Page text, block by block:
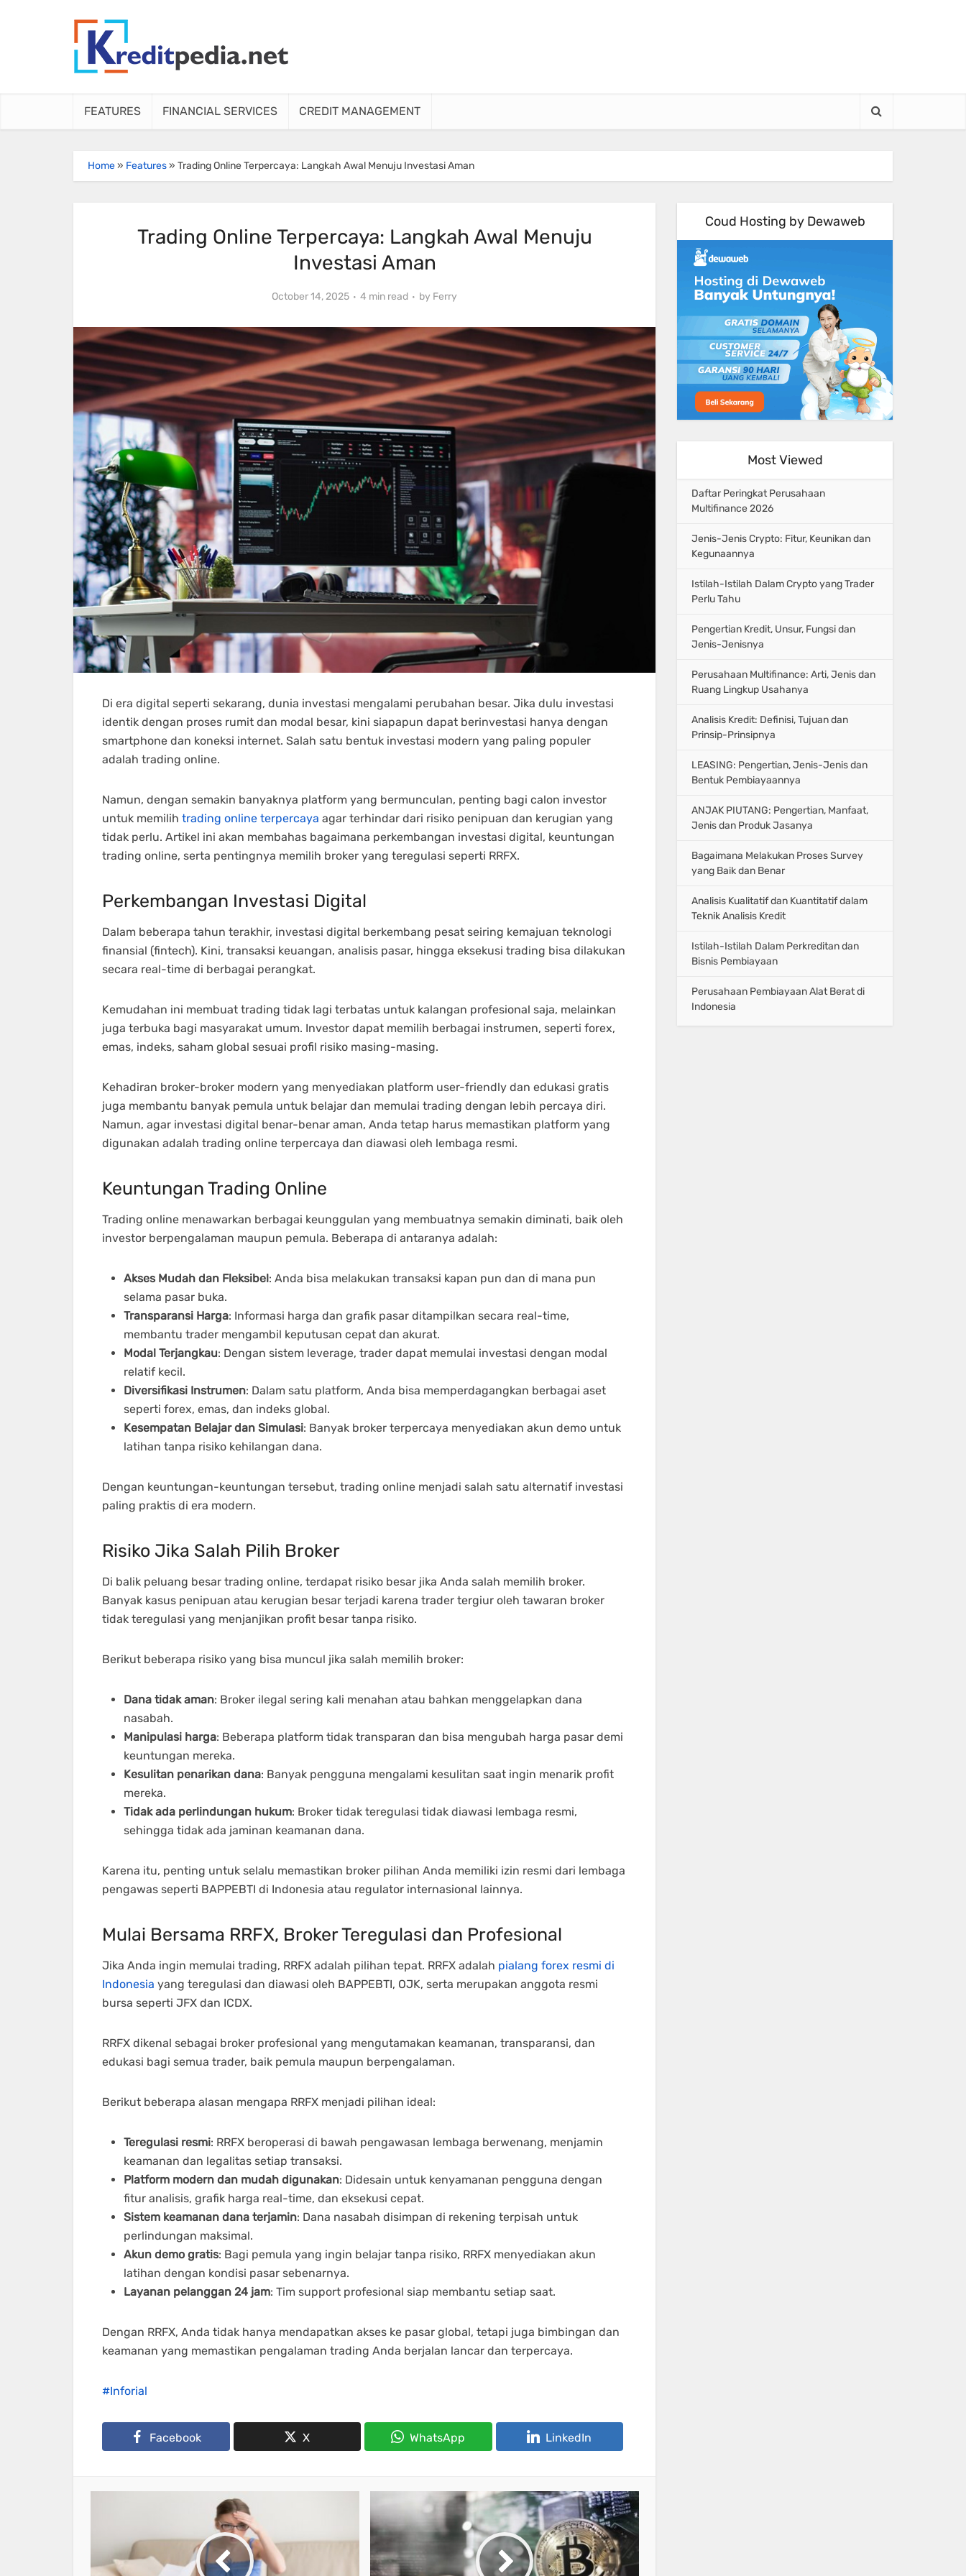
FEATURES FINANCIAL SERVICES CREDIT MANAGEMENT
Home» Features» Trading Online Terpercaya: Langkah Awal Menuju Investasi Aman
Trading Online Terpercaya: Langkah Awal Menuju
Investasi Aman
October 14, 2025 4 min read by Ferry
Di era digital seperti sekarang, dunia investasi mengalami perubahan besar. Jika dulu investasi
identik dengan proses rumit dan modal besar, kini siapapun dapat berinvestasi hanya dengan
smartphone dan koneksi internet. Salah satu bentuk investasi modern yang paling populer
adalah trading online.
Namun, dengan semakin banyaknya platform yang bermunculan, penting bagi calon investor
untuk memilih trading online terpercaya agar terhindar dari risiko penipuan dan kerugian yang
tidak perlu. Artikel ini akan membahas bagaimana perkembangan investasi digital, keuntungan
trading online, serta pentingnya memilih broker yang teregulasi seperti RRFX.
Perkembangan Investasi Digital
Dalam beberapa tahun terakhir, investasi digital berkembang pesat seiring kemajuan teknologi
finansial (fintech). Kini, transaksi keuangan, analisis pasar, hingga eksekusi trading bisa dilakukan
secara real-time di berbagai perangkat.
Kemudahan ini membuat trading tidak lagi terbatas untuk kalangan profesional saja, melainkan
juga terbuka bagi masyarakat umum. Investor dapat memilih berbagai instrumen, seperti forex,
emas, indeks, saham global sesuai profil risiko masing-masing.
Kehadiran broker-broker modern yang menyediakan platform user-friendly dan edukasi gratis
juga membantu banyak pemula untuk belajar dan memulai trading dengan lebih percaya diri.
Namun, agar investasi digital benar-benar aman, Anda tetap harus memastikan platform yang
digunakan adalah trading online terpercaya dan diawasi oleh lembaga resmi.
Keuntungan Trading Online
Trading online menawarkan berbagai keunggulan yang membuatnya semakin diminati, baik oleh
investor berpengalaman maupun pemula. Beberapa di antaranya adalah:
Akses Mudah dan Fleksibel: Anda bisa melakukan transaksi kapan pun dan di mana pun
selama pasar buka.
Transparansi Harga: Informasi harga dan grafik pasar ditampilkan secara real-time,
membantu trader mengambil keputusan cepat dan akurat.
Modal Terjangkau: Dengan sistem leverage, trader dapat memulai investasi dengan modal
relatif kecil.
Diversifikasi Instrumen: Dalam satu platform, Anda bisa memperdagangkan berbagai aset
seperti forex, emas, dan indeks global.
Kesempatan Belajar dan Simulasi: Banyak broker terpercaya menyediakan akun demo untuk
latihan tanpa risiko kehilangan dana.
Dengan keuntungan-keuntungan tersebut, trading online menjadi salah satu alternatif investasi
paling praktis di era modern.
Risiko Jika Salah Pilih Broker
Di balik peluang besar trading online, terdapat risiko besar jika Anda salah memilih broker.
Banyak kasus penipuan atau kerugian besar terjadi karena trader tergiur oleh tawaran broker
tidak teregulasi yang menjanjikan profit besar tanpa risiko.
Berikut beberapa risiko yang bisa muncul jika salah memilih broker:
Dana tidak aman: Broker ilegal sering kali menahan atau bahkan menggelapkan dana
nasabah.
Manipulasi harga: Beberapa platform tidak transparan dan bisa mengubah harga pasar demi
keuntungan mereka.
Kesulitan penarikan dana: Banyak pengguna mengalami kesulitan saat ingin menarik profit
mereka.
Tidak ada perlindungan hukum: Broker tidak teregulasi tidak diawasi lembaga resmi,
sehingga tidak ada jaminan keamanan dana.
Karena itu, penting untuk selalu memastikan broker pilihan Anda memiliki izin resmi dari lembaga
pengawas seperti BAPPEBTI di Indonesia atau regulator internasional lainnya.
Mulai Bersama RRFX, Broker Teregulasi dan Profesional
Jika Anda ingin memulai trading, RRFX adalah pilihan tepat. RRFX adalah pialang forex resmi di
Indonesia yang teregulasi dan diawasi oleh BAPPEBTI, OJK, serta merupakan anggota resmi
bursa seperti JFX dan ICDX.
RRFX dikenal sebagai broker profesional yang mengutamakan keamanan, transparansi, dan
edukasi bagi semua trader, baik pemula maupun berpengalaman.
Berikut beberapa alasan mengapa RRFX menjadi pilihan ideal:
Teregulasi resmi: RRFX beroperasi di bawah pengawasan lembaga berwenang, menjamin
keamanan dan legalitas setiap transaksi.
Platform modern dan mudah digunakan: Didesain untuk kenyamanan pengguna dengan
fitur analisis, grafik harga real-time, dan eksekusi cepat.
Sistem keamanan dana terjamin: Dana nasabah disimpan di rekening terpisah untuk
perlindungan maksimal.
Akun demo gratis: Bagi pemula yang ingin belajar tanpa risiko, RRFX menyediakan akun
latihan dengan kondisi pasar sebenarnya.
Layanan pelanggan 24 jam: Tim support profesional siap membantu setiap saat.
Dengan RRFX, Anda tidak hanya mendapatkan akses ke pasar global, tetapi juga bimbingan dan
keamanan yang memastikan pengalaman trading Anda berjalan lancar dan terpercaya.
Inforial
Facebook X WhatsApp LinkedIn
Coud Hosting by Dewaweb
Most Viewed
Daftar Peringkat Perusahaan
Multifinance 2026
Jenis-Jenis Crypto: Fitur, Keunikan dan
Kegunaannya
Istilah-Istilah Dalam Crypto yang Trader
Perlu Tahu
Pengertian Kredit, Unsur, Fungsi dan
Jenis-Jenisnya
Perusahaan Multifinance: Arti, Jenis dan
Ruang Lingkup Usahanya
Analisis Kredit: Definisi, Tujuan dan
Prinsip-Prinsipnya
LEASING: Pengertian, Jenis-Jenis dan
Bentuk Pembiayaannya
ANJAK PIUTANG: Pengertian, Manfaat,
Jenis dan Produk Jasanya
Bagaimana Melakukan Proses Survey
yang Baik dan Benar
Analisis Kualitatif dan Kuantitatif dalam
Teknik Analisis Kredit
Istilah-Istilah Dalam Perkreditan dan
Bisnis Pembiayaan
Perusahaan Pembiayaan Alat Berat di
Indonesia